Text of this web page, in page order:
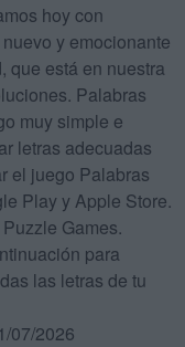
hoy con
y emocionante
que está en nuestra
Palabras
muy simple e
letras adecuadas
el juego Palabras
Play y Apple Store.
Games.
para
las letras de tu
07/2026